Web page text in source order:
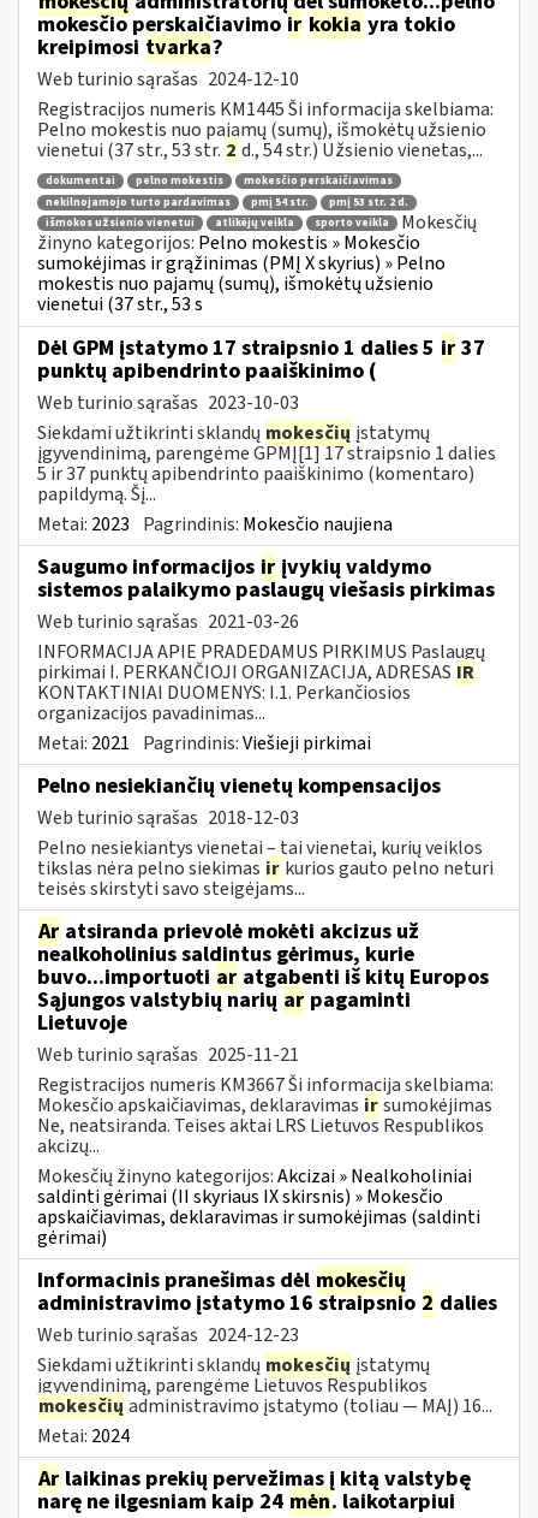
mokesčio perskaičiavimo ir kokia yra tokio
kreipimosi tvarka?
Web turinio sąrašas 2024-12-10
Registracijos numeris KM1445 Ši informacija skelbiama:
Pelno mokestis nuo pajamų (sumų), išmokėtų užsienio
vienetui (37 str., 53 str. 2 d., 54 str.) Užsienio vienetas,...
dokumentai pelno mokestis
mokesčio perskaičiavimas
nekilnojamojo turto pardavimas
pmį 54 str.
pmį 53 str. 2 d.
išmokos užsienio vienetui
atlikėjų veikla sporto veikla
Mokesčių
žinyno kategorijos: Pelno mokestis » Mokesčio
sumokėjimas ir grąžinimas (PMĮ X skyrius) » Pelno
mokestis nuo pajamų (sumų), išmokėtų užsienio
vienetui (37 str., 53 s
Dėl GPM įstatymo 17 straipsnio 1 dalies 5 ir 37
punktų apibendrinto paaiškinimo (
Web turinio sąrašas 2023-10-03
Siekdami užtikrinti sklandų mokesčių įstatymų
įgyvendinimą, parengėme GPMĮ[1] 17 straipsnio 1 dalies
5 ir 37 punktų apibendrinto paaiškinimo (komentaro)
papildymą. Šį...
Metai: 2023 Pagrindinis: Mokesčio naujiena
Saugumo informacijos ir įvykių valdymo
sistemos palaikymo paslaugų viešasis pirkimas
Web turinio sąrašas 2021-03-26
INFORMACIJA APIE PRADEDAMUS PIRKIMUS Paslaugų
pirkimai I. PERKANČIOJI ORGANIZACIJA, ADRESAS IR
KONTAKTINIAI DUOMENYS: I.1. Perkančiosios
organizacijos pavadinimas...
Metai: 2021 Pagrindinis:Viešieji pirkimai
Pelno nesiekiančių vienetų kompensacijos
Web turinio sąrašas 2018-12-03
Pelno nesiekiantys vienetai – tai vienetai, kurių veiklos
tikslas nėra pelno siekimas ir kurios gauto pelno neturi
teisės skirstyti savo steigėjams...
Ar atsiranda prievolė mokėti akcizus už
nealkoholinius saldintus gėrimus, kurie
buvo...importuoti ar atgabenti iš kitų Europos
Sąjungos valstybių narių ar pagaminti
Lietuvoje
Web turinio sąrašas 2025-11-21
Registracijos numeris KM3667 Ši informacija skelbiama:
Mokesčio apskaičiavimas, deklaravimas irsumokėjimas
Ne, neatsiranda. Teises aktai LRS Lietuvos Respublikos
akcizų...
Mokesčių žinyno kategorijos:Akcizai » Nealkoholiniai
saldinti gėrimai (II skyriaus IX skirsnis) » Mokesčio
apskaičiavimas, deklaravimas ir sumokėjimas (saldinti
gėrimai)
Informacinis pranešimas dėl mokesčių
administravimo įstatymo 16 straipsnio 2 dalies
Web turinio sąrašas 2024-12-23
Siekdami užtikrinti sklandų mokesčių įstatymų
įgyvendinimą, parengėme Lietuvos Respublikos
mokesčių administravimo įstatymo (toliau — MAĮ) 16...
Metai: 2024
Ar laikinas prekių pervežimas į kitą valstybę
narę ne ilgesniam kaip 24 mėn. laikotarpiui